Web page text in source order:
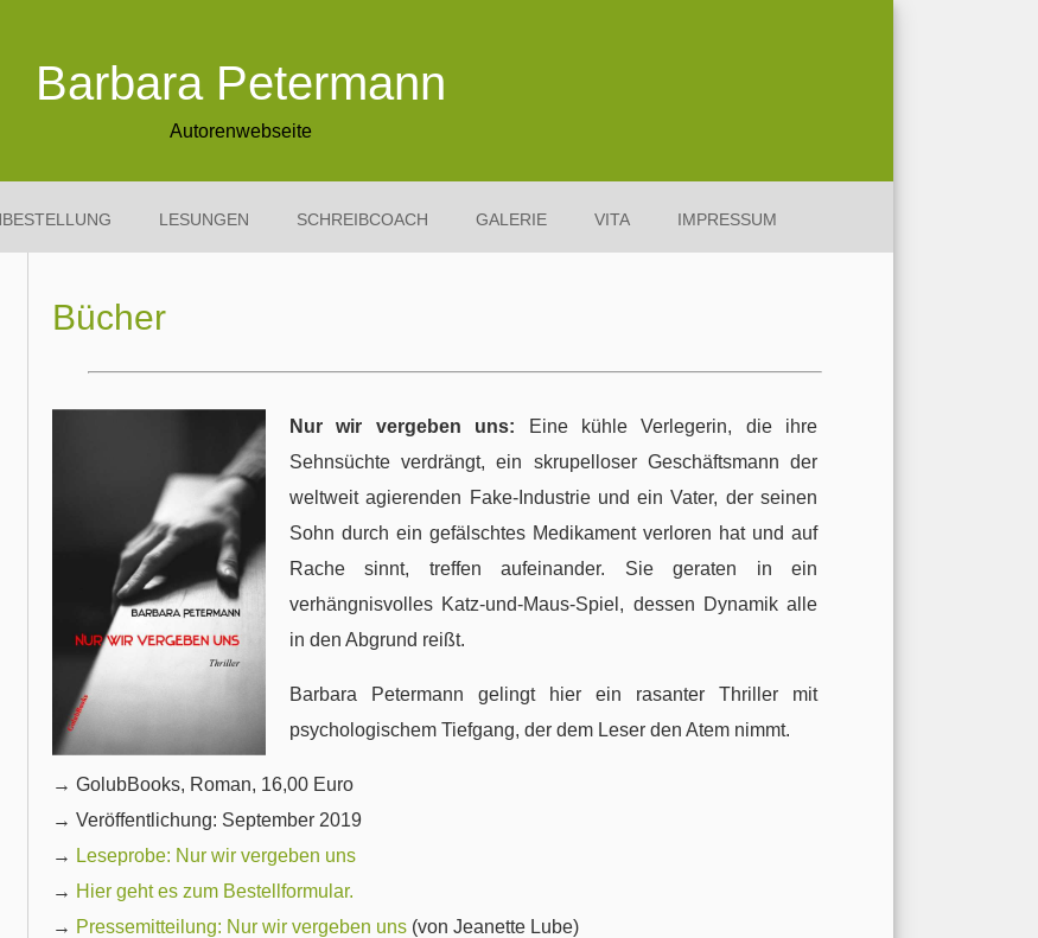
Barbara Petermann
Autorenwebseite
LESUNGEN SCHREIBCOACH GALERIE VITA IMPRESSUM
Bücher
Nur wir vergeben uns:
Eine kühle Verlegerin, die ihre
Sehnsüchte verdrängt, ein skrupelloser Geschäftsmann der
weltweit agierenden Fake-Industrie und ein Vater, der seinen
Sohn durch ein gefälschtes Medikament verloren hat und auf
Rache sinnt, treffen aufeinander. Sie geraten in ein
verhängnisvolles Katz-und-Maus-Spiel, dessen Dynamik alle
in den Abgrund reißt.
Barbara Petermann gelingt hier ein rasanter Thriller mit
psychologischem Tiefgang, der dem Leser den Atem nimmt.
→ GolubBooks, Roman, 16,00 Euro
→ Veröffentlichung: September 2019
→ Leseprobe: Nur wir vergeben uns
→ Hier geht es zum Bestellformular.
→ Pressemitteilung: Nur wir vergeben uns (von Jeanette Lube)